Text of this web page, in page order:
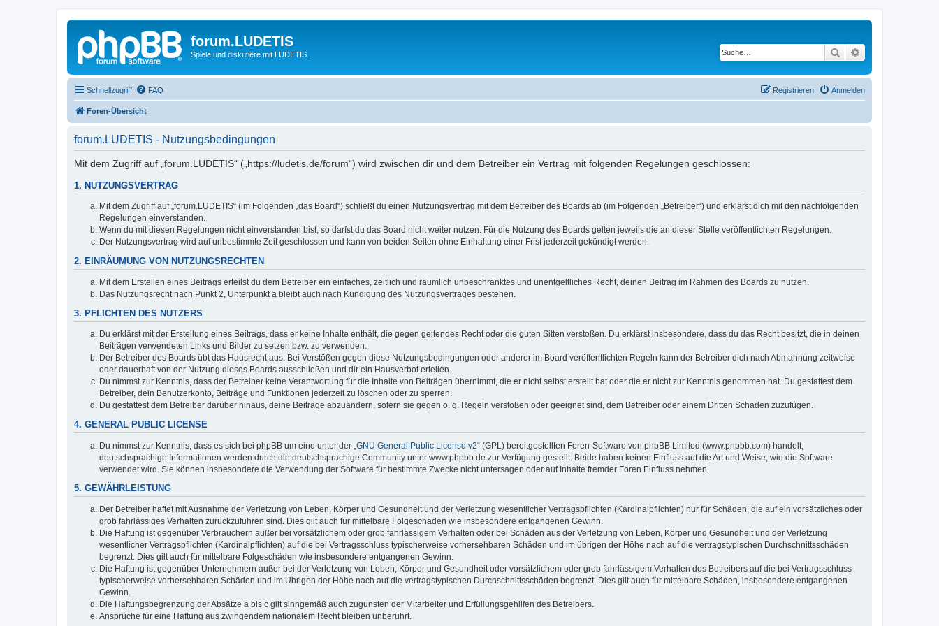
forum.LUDETIS
Spiele und diskutiere mit LUDETIS. Suche
Schnellzugriff FAQ Anmelden
Registrieren
Foren-Übersicht
forum.LUDETIS - Nutzungsbedingungen
Mit dem Zugriff auf „forum.LUDETIS“ („https://ludetis.de/forum“) wird zwischen dir und dem Betreiber ein Vertrag mit folgenden Regelungen geschlossen:
1. NUTZUNGSVERTRAG
Mit dem Zugriff auf „forum.LUDETIS“ (im Folgenden „das Board“) schließt du einen Nutzungsvertrag mit dem Betreiber des Boards ab (im Folgenden „Betreiber“) und erklärst dich mit den nachfolgenden
Regelungen einverstanden.
Wenn du mit diesen Regelungen nicht einverstanden bist, so darfst du das Board nicht weiter nutzen. Für die Nutzung des Boards gelten jeweils die an dieser Stelle veröffentlichten Regelungen.
Der Nutzungsvertrag wird auf unbestimmte Zeit geschlossen und kann von beiden Seiten ohne Einhaltung einer Frist jederzeit gekündigt werden.
2. EINRÄUMUNG VON NUTZUNGSRECHTEN
Mit dem Erstellen eines Beitrags erteilst du dem Betreiber ein einfaches, zeitlich und räumlich unbeschränktes und unentgeltliches Recht, deinen Beitrag im Rahmen des Boards zu nutzen.
Das Nutzungsrecht nach Punkt 2, Unterpunkt a bleibt auch nach Kündigung des Nutzungsvertrages bestehen.
3. PFLICHTEN DES NUTZERS
Du erklärst mit der Erstellung eines Beitrags, dass er keine Inhalte enthält, die gegen geltendes Recht oder die guten Sitten verstoßen. Du erklärst insbesondere, dass du das Recht besitzt, die in deinen
Beiträgen verwendeten Links und Bilder zu setzen bzw. zu verwenden.
Der Betreiber des Boards übt das Hausrecht aus. Bei Verstößen gegen diese Nutzungsbedingungen oder anderer im Board veröffentlichten Regeln kann der Betreiber dich nach Abmahnung zeitweise
oder dauerhaft von der Nutzung dieses Boards ausschließen und dir ein Hausverbot erteilen.
Du nimmst zur Kenntnis, dass der Betreiber keine Verantwortung für die Inhalte von Beiträgen übernimmt, die er nicht selbst erstellt hat oder die er nicht zur Kenntnis genommen hat. Du gestattest dem
Betreiber, dein Benutzerkonto, Beiträge und Funktionen jederzeit zu löschen oder zu sperren.
Du gestattest dem Betreiber darüber hinaus, deine Beiträge abzuändern, sofern sie gegen o. g. Regeln verstoßen oder geeignet sind, dem Betreiber oder einem Dritten Schaden zuzufügen.
4. GENERAL PUBLIC LICENSE
Du nimmst zur Kenntnis, dass es sich bei phpBB um eine unter der „ GNU General Public License v2“ (GPL) bereitgestellten Foren-Software von phpBB Limited (www.phpbb.com) handelt;
deutschsprachige Informationen werden durch die deutschsprachige Community unter www.phpbb.de zur Verfügung gestellt. Beide haben keinen Einfluss auf die Art und Weise, wie die Software
verwendet wird. Sie können insbesondere die Verwendung der Software für bestimmte Zwecke nicht untersagen oder auf Inhalte fremder Foren Einfluss nehmen.
5. GEWÄHRLEISTUNG
Der Betreiber haftet mit Ausnahme der Verletzung von Leben, Körper und Gesundheit und der Verletzung wesentlicher Vertragspflichten (Kardinalpflichten) nur für Schäden, die auf ein vorsätzliches oder
grob fahrlässiges Verhalten zurückzuführen sind. Dies gilt auch für mittelbare Folgeschäden wie insbesondere entgangenen Gewinn.
Die Haftung ist gegenüber Verbrauchern außer bei vorsätzlichem oder grob fahrlässigem Verhalten oder bei Schäden aus der Verletzung von Leben, Körper und Gesundheit und der Verletzung
wesentlicher Vertragspflichten (Kardinalpflichten) auf die bei Vertragsschluss typischerweise vorhersehbaren Schäden und im übrigen der Höhe nach auf die vertragstypischen Durchschnittsschäden
begrenzt. Dies gilt auch für mittelbare Folgeschäden wie insbesondere entgangenen Gewinn.
Die Haftung ist gegenüber Unternehmern außer bei der Verletzung von Leben, Körper und Gesundheit oder vorsätzlichem oder grob fahrlässigem Verhalten des Betreibers auf die bei Vertragsschluss
typischerweise vorhersehbaren Schäden und im Übrigen der Höhe nach auf die vertragstypischen Durchschnittsschäden begrenzt. Dies gilt auch für mittelbare Schäden, insbesondere entgangenen
Gewinn.
Die Haftungsbegrenzung der Absätze a bis c gilt sinngemäß auch zugunsten der Mitarbeiter und Erfüllungsgehilfen des Betreibers.
Ansprüche für eine Haftung aus zwingendem nationalem Recht bleiben unberührt.